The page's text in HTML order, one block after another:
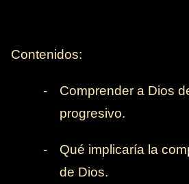
Contenidos:
-
Comprender a Dios
progresivo.
-
Qué implicaría la
de Dios.